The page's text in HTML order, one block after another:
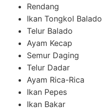
Rendang
Ikan Tongkol Balado
Telur Balado
Ayam Kecap
Semur Daging
Telur Dadar
Ayam Rica-Rica
Ikan Pepes
Ikan Bakar